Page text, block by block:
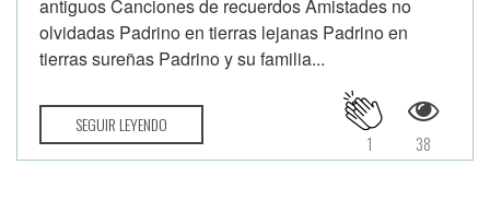
antiguos Canciones de recuerdos Amistades no
olvidadas Padrino en tierras lejanas Padrino en
tierras sureñas Padrino y su familia...
SEGUIR LEYENDO
38
1